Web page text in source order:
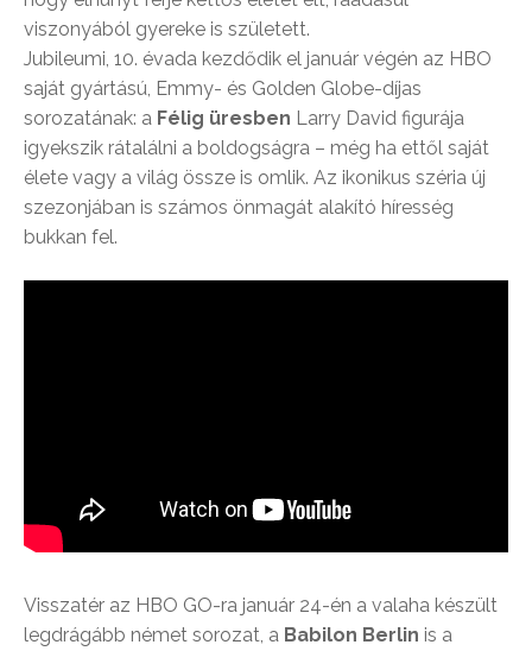
viszonyából gyereke is született.
Jubileumi, 10. évada kezdődik el január végén az HBO
saját gyártású, Emmy- és Golden Globe-díjas
sorozatának: a Félig üresben Larry David figurája
igyekszik rátalálni a boldogságra – még ha ettől saját
élete vagy a világ össze is omlik. Az ikonikus széria új
szezonjában is számos önmagát alakító híresség
bukkan fel.
Visszatér az HBO GO-ra január 24-én a valaha készült
legdrágább német sorozat, a Babilon Berlin is a